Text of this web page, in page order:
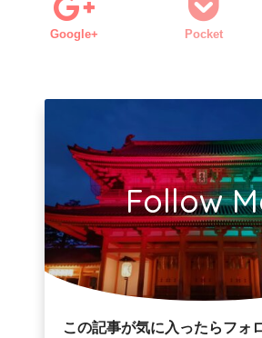
Google+ Pocket
Follow
この記事が気に入ったらフォ